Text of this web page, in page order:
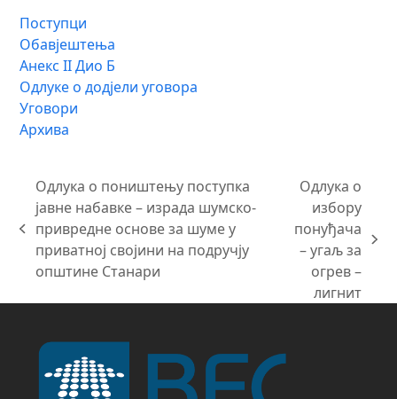
Поступци
Обавјештења
Анекс II Дио Б
Одлуке о додјели уговора
Уговори
Архива
previous
post:
Одлука о поништењу поступка
јавне набавке – израда шумско-
привредне основе за шуме у
приватној својини на подручју
општине Станари
next
post:
Одлука о
избору
понуђача
– угаљ за
огрев –
лигнит